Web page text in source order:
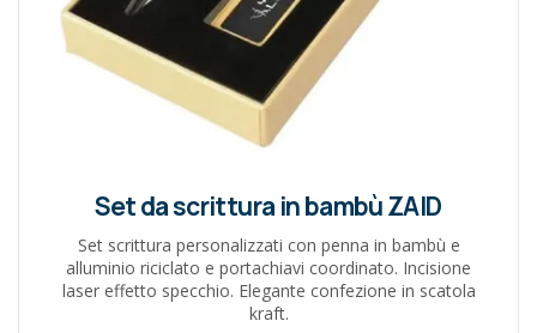
Set da scrittura in bambù ZAID
Set scrittura personalizzati con penna in bambù e
alluminio riciclato e portachiavi coordinato. Incisione
laser effetto specchio. Elegante confezione in scatola
kraft.